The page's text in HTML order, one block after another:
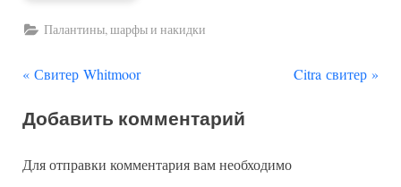
Палантины, шарфы и накидки
Навигация
по
записям
П
е
ы
Свитер Whitmoor
С
Citra свитер
Добавить комментарий
Для отправки комментария вам необходимо